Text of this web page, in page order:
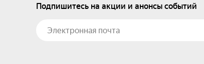
Подпишитесь на акции и анонсы событий